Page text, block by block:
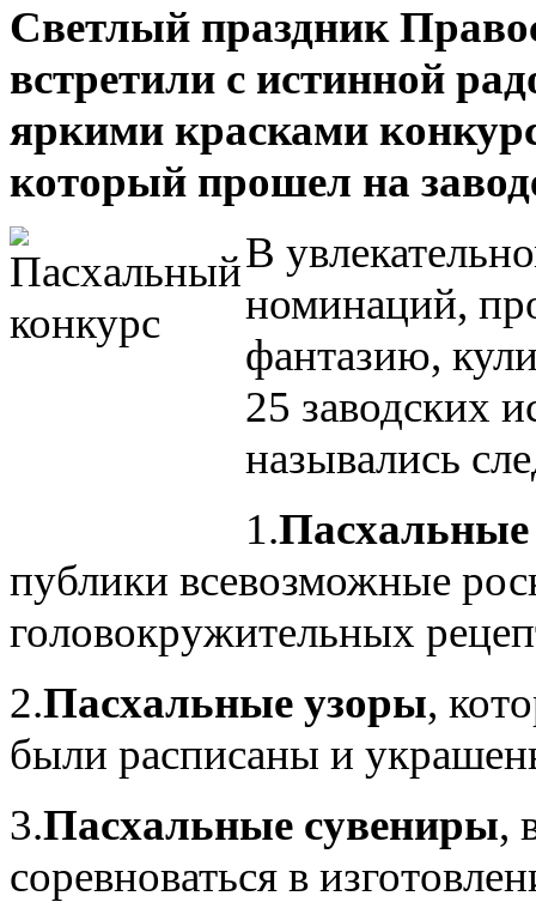
Светлый праздник
встретили с истинной
яркими красками
который прошел на
В
номинаций,
фантазию,
25 заводских
назывались
1.
публики всевозможные
головокружительных
2.Пасхальные узоры,
были расписаны и
3.Пасхальные сувениры,
соревноваться в